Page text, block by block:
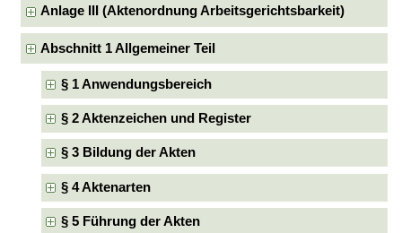
Anlage III (Aktenordnung Arbeitsgerichtsbarkeit)
Abschnitt 1 Allgemeiner Teil
§ 1 Anwendungsbereich
§ 2 Aktenzeichen und Register
§ 3 Bildung der Akten
§ 4 Aktenarten
§ 5 Führung der Akten